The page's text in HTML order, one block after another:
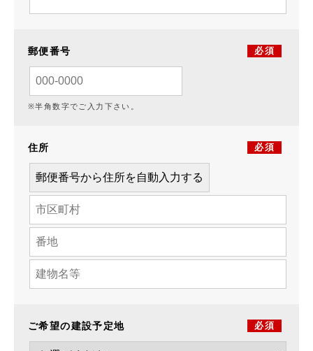
郵便番号 必須
※半角数字でご入力下さい。
住所 必須
ご希望の建設予定地 必須